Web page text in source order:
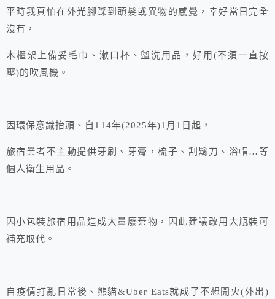
平時我真怕在外光腳踩到頭髮或異物的感覺，幸好當日完全
沒有，
木櫃架上備妥毛巾、漱口杯、盥洗用品，好用(不須一直按
壓)的吹風機。
因環保意識抬頭、自114年(2025年)1月1日起，
旅宿業者不主動提供牙刷、牙膏，梳子、刮鬍刀、浴帽…等
個人衛生用品。
因小包裝旅宿用品造成大量廢棄物，因此建議改用大瓶裝可
補充取代。
自疫情打亂日常後、熊貓&Uber Eats就成了不想開火(外出)